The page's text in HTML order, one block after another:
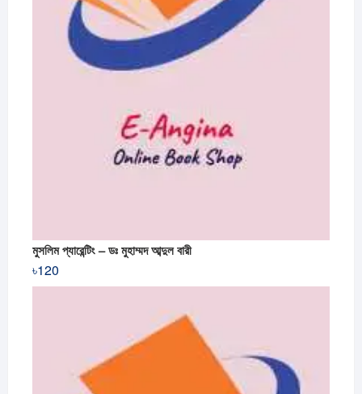
মুসলিম প্যারেন্টিং – ডঃ মুহাম্মদ আব্দুল বারী
৳120